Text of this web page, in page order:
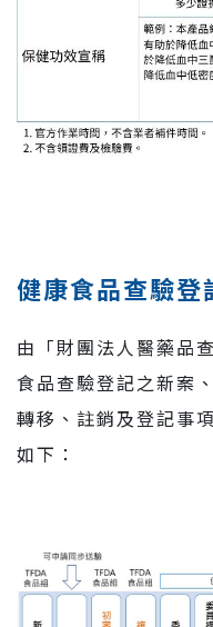
健康食品查驗登
由「財團法人醫藥品
食品查驗登記之新案
轉移、註銷及登記事
如下：